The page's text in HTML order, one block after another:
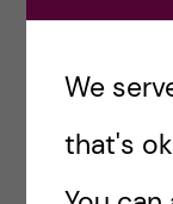
We have
celebratory
of pride […]
We
that's